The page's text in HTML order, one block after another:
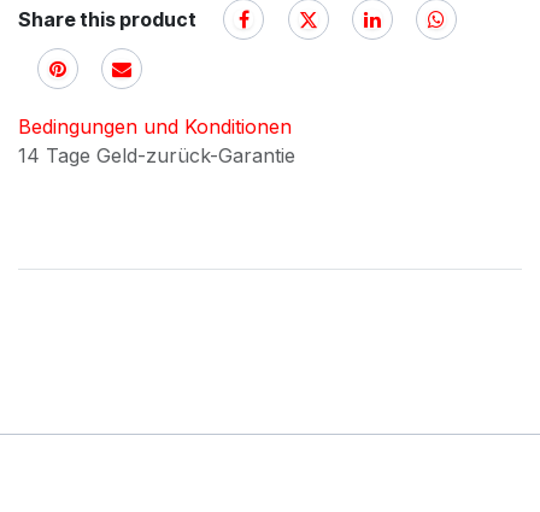
Share this product
Bedingungen und Konditionen
14 Tage Geld-zurück-Garantie